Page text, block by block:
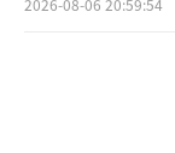
2026-08-06 20:59:54